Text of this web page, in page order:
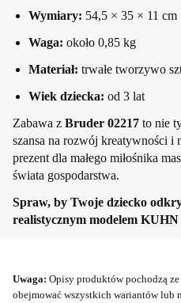
Wymiary: 54,5 × 35 × 11 cm
Waga: około 0,85 kg
Materiał: trwałe tworzywo
Wiek dziecka: od 3 lat
Zabawa z Bruder 02217 to nie
szansa na rozwój kreatywności i
prezent dla małego miłośnika
świata gospodarstwa.
Spraw, by Twoje dziecko
realistycznym modelem
Uwaga: Opisy produktów pochodzą
obejmować wszystkich wariantów lub